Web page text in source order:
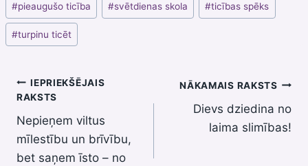
#pieaugušo ticība #svētdienas skola #ticības spēks
#turpinu ticēt
Ziņu
izvēlne
IEPRIEKŠĒJAIS
RAKSTS
Nepieņem viltus
mīlestību un brīvību,
bet saņem īsto – no
NĀKAMAIS RAKSTS
Dievs dziedina no
laima slimības!